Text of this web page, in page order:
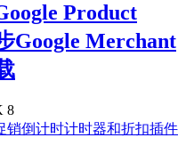
Product
Google Merchant
8